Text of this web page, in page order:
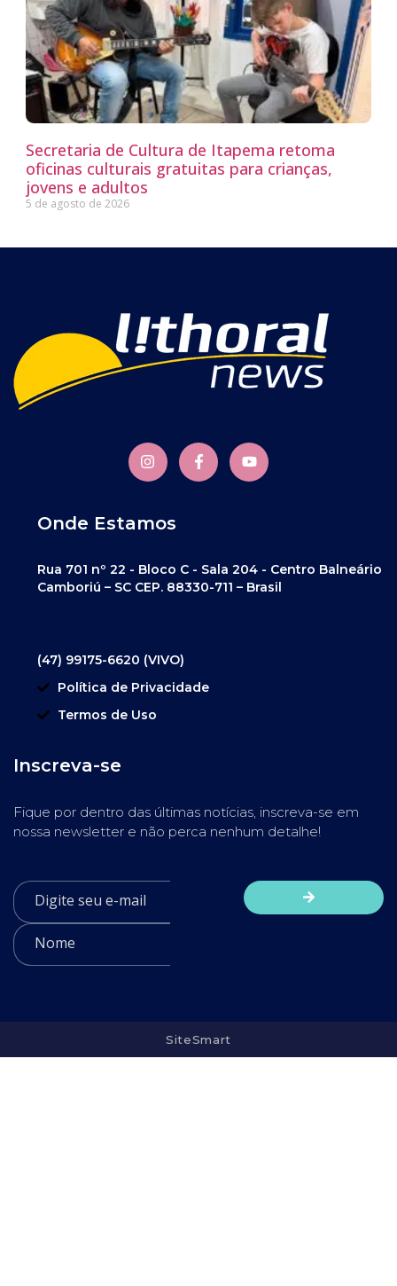
Secretaria de Cultura de Itapema retoma
oficinas culturais gratuitas para crianças,
jovens e adultos
5 de agosto de 2026
Onde Estamos
Rua 701 nº 22 - Bloco C - Sala 204 - Centro Balneário
Camboriú – SC CEP. 88330-711 – Brasil
(47) 99175-6620 (VIVO)
Política de Privacidade
Termos de Uso
Inscreva-se
Fique por dentro das últimas notícias, inscreva-se em
nossa newsletter e não perca nenhum detalhe!
SiteSmart